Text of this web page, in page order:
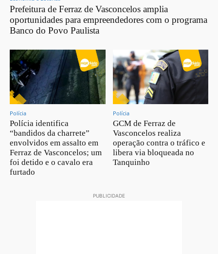
Prefeitura de Ferraz de Vasconcelos amplia
oportunidades para empreendedores com o programa
Banco do Povo Paulista
Polícia
Polícia identifica
“bandidos da charrete”
envolvidos em assalto em
Ferraz de Vasconcelos; um
foi detido e o cavalo era
furtado
Polícia
GCM de Ferraz de
Vasconcelos realiza
operação contra o tráfico e
libera via bloqueada no
Tanquinho
PUBLICIDADE